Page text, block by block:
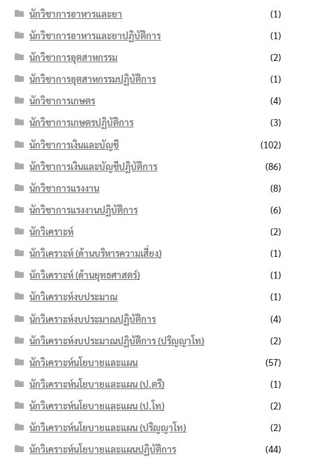
นักวิชาการอาหารและยา
(1)
นักวิชาการอาหารและยาปฏิบัติการ
(1)
นักวิชาการอุตสาหกรรม
(2)
นักวิชาการอุตสาหกรรมปฏิบัติการ
(1)
นักวิชาการเกษตร
(4)
นักวิชาการเกษตรปฏิบัติการ
(3)
นักวิชาการเงินและบัญชี
(102)
นักวิชาการเงินและบัญชีปฏิบัติการ
(86)
นักวิชาการแรงงาน
(8)
นักวิชาการแรงงานปฏิบัติการ
(6)
นักวิเคราะห์
(2)
นักวิเคราะห์ (ด้านบริหารความเสี่ยง)
(1)
นักวิเคราะห์ (ด้านยุทธศาสตร์)
(1)
นักวิเคราะห์งบประมาณ
(1)
นักวิเคราะห์งบประมาณปฏิบัติการ
(4)
นักวิเคราะห์งบประมาณปฏิบัติการ (ปริญญาโท)
(2)
นักวิเคราะห์นโยบายและแผน
(57)
นักวิเคราะห์นโยบายและแผน (ป.ตรี)
(1)
นักวิเคราะห์นโยบายและแผน (ป.โท)
(2)
นักวิเคราะห์นโยบายและแผน (ปริญญาโท)
(2)
นักวิเคราะห์นโยบายและแผนปฏิบัติการ
(44)